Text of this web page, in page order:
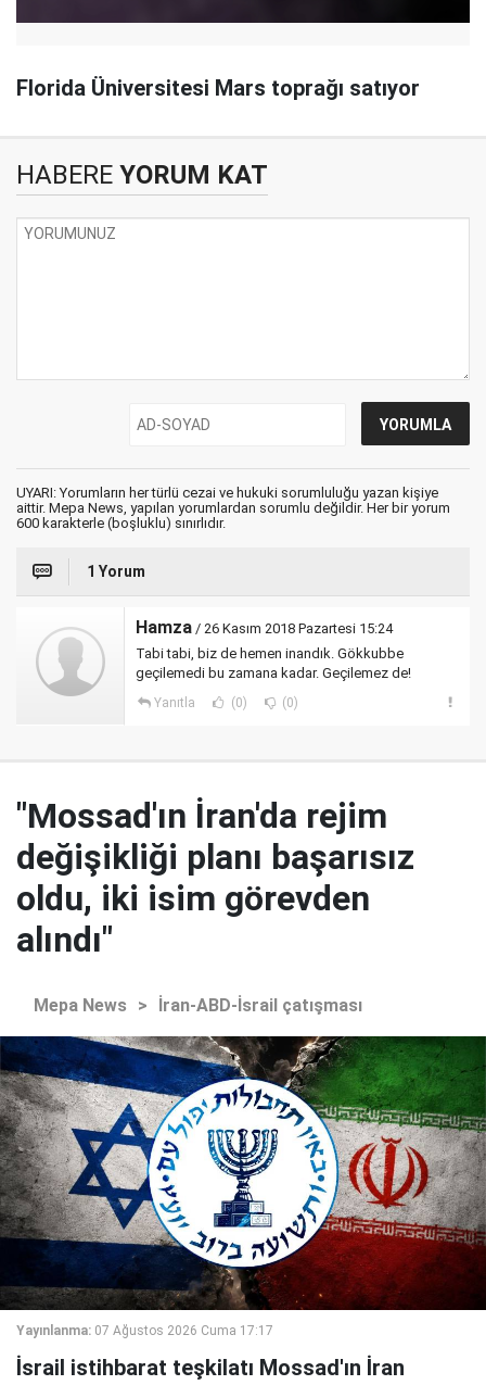
Florida Üniversitesi Mars toprağı satıyor
HABERE YORUM KAT
UYARI: Yorumların her türlü cezai ve hukuki sorumluluğu yazan kişiye
aittir. Mepa News, yapılan yorumlardan sorumlu değildir. Her bir yorum
600 karakterle (boşluklu) sınırlıdır.
1 Yorum
Hamza / 26 Kasım 2018 Pazartesi 15:24
Tabi tabi, biz de hemen inandık. Gökkubbe
geçilemedi bu zamana kadar. Geçilemez de!
Yanıtla (0) (0)
"Mossad'ın İran'da rejim
değişikliği planı başarısız
oldu, iki isim görevden
alındı"
Mepa News > İran-ABD-İsrail çatışması
Yayınlanma: 07 Ağustos 2026 Cuma 17:17
İsrail istihbarat teşkilatı Mossad'ın İran